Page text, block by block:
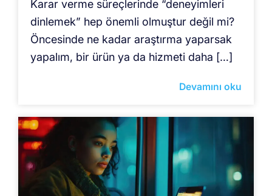
Karar verme süreçlerinde “deneyimleri
dinlemek” hep önemli olmuştur değil mi?
Öncesinde ne kadar araştırma yaparsak
yapalım, bir ürün ya da hizmeti daha […]
Devamını oku